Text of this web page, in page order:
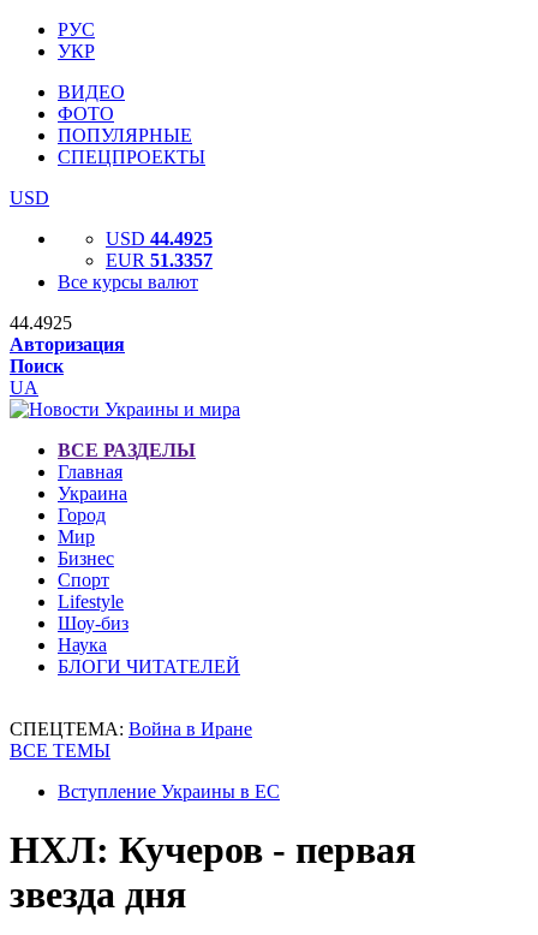
РУС
УКР
ВИДЕО
ФОТО
ПОПУЛЯРНЫЕ
СПЕЦПРОЕКТЫ
USD
USD 44.4925
EUR 51.3357
Все курсы валют
44.4925
Авторизация
Поиск
UA
ВСЕ РАЗДЕЛЫ
Главная
Украина
Город
Мир
Бизнес
Спорт
Lifestyle
Шоу-биз
Наука
БЛОГИ ЧИТАТЕЛЕЙ
СПЕЦТЕМА: Война в Иране
ВСЕ ТЕМЫ
Вступление Украины в ЕС
НХЛ: Кучеров - первая
звезда дня